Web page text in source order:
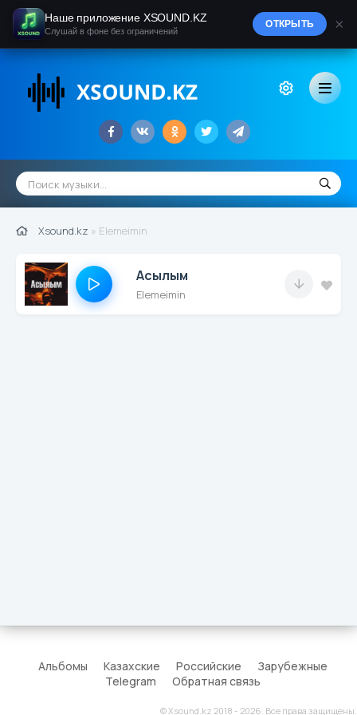
Xsound.kz » Elemeimin
Асылым
Elemeimin
Альбомы Казахские Российские
Зарубежные
Telegram
Обратная связь
© Xsound.kz 2018 - 2026. Все права защищены.
Наше приложение XSOUND.KZ
Слушай в фоне без ограничений
ОТКРЫТЬ ×